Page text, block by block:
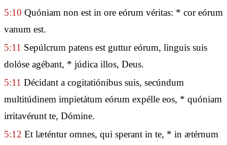
5:10 Quóniam non est in ore eórum véritas: * cor eórum
vanum est.
5:11 Sepúlcrum patens est guttur eórum, linguis suis
dolóse agébant, * júdica illos, Deus.
5:11 Décidant a cogitatiónibus suis, secúndum
multitúdinem impietátum eórum expélle eos, * quóniam
irritavérunt te, Dómine.
5:12 Et læténtur omnes, qui sperant in te, * in ætérnum